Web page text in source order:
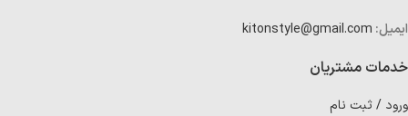
ایمیل: kitonstyle@gmail.com
خدمات مشتریان
ورود / ثبت نام